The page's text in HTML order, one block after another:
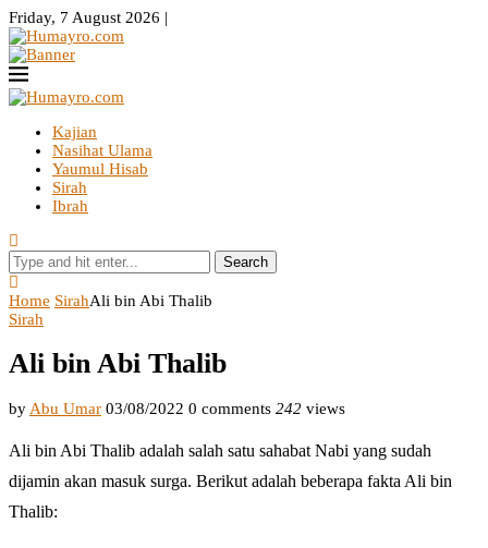
Friday, 7 August 2026 |
Kajian
Nasihat Ulama
Yaumul Hisab
Sirah
Ibrah
Search
Home SirahAli bin Abi Thalib
Sirah
Ali bin Abi Thalib
by Abu Umar 03/08/2022 0 comments 242 views
Ali bin Abi Thalib adalah salah satu sahabat Nabi yang sudah
dijamin akan masuk surga. Berikut adalah beberapa fakta Ali bin
Thalib: